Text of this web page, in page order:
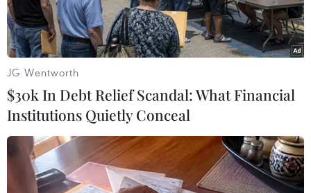
JG Wentworth
$30k In Debt Relief Scandal: What Financial
Institutions Quietly Conceal